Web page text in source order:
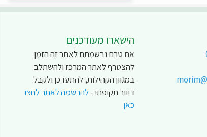
הישארו מעודכנים
אם טרם נרשמתם לאתר זה הזמן
להצטרף לאתר המרכז ולהשתלב
במגוון הקהילות, להתעדכן ולקבל
דיוור תקופתי -להרשמה לאתר לחצו
כאן